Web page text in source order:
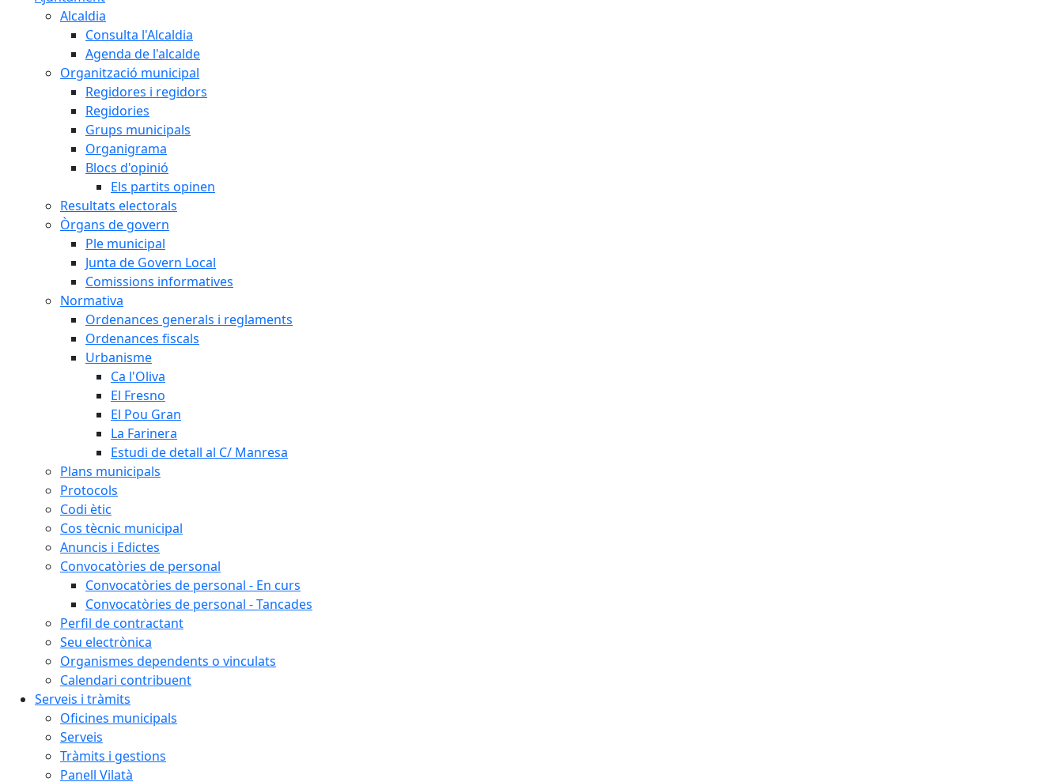
Alcaldia
Consulta l'Alcaldia
Agenda de l'alcalde
Organització municipal
Regidores i regidors
Regidories
Grups municipals
Organigrama
Blocs d'opinió
Els partits opinen
Resultats electorals
Òrgans de govern
Ple municipal
Junta de Govern Local
Comissions informatives
Normativa
Ordenances generals i reglaments
Ordenances fiscals
Urbanisme
Ca l'Oliva
El Fresno
El Pou Gran
La Farinera
Estudi de detall al C/ Manresa
Plans municipals
Protocols
Codi ètic
Cos tècnic municipal
Anuncis i Edictes
Convocatòries de personal
Convocatòries de personal - En curs
Convocatòries de personal - Tancades
Perfil de contractant
Seu electrònica
Organismes dependents o vinculats
Calendari contribuent
Serveis i tràmits
Oficines municipals
Serveis
Tràmits i gestions
Panell Vilatà